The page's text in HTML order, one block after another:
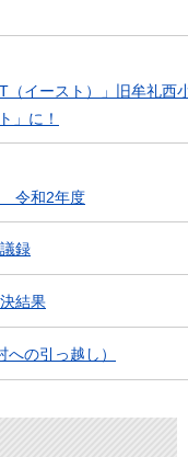
（イースト）」旧牟礼西
」に！
令和2年度
録
結果
の引っ越し）